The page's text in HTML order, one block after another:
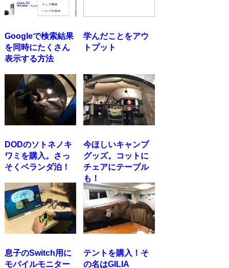
Googleで検索結果
を同時にたくさん
表示する方法
学んだことをアウ
トプット
DODのソトネノキ
ワミを購入。さっ
そくベランダ泊！
今ほしいキャンプ
グッズ。コットに
チェアにテーブル
も！
息子のSwitch用に
モバイルモニター
テントを購入！そ
の名はGILIA